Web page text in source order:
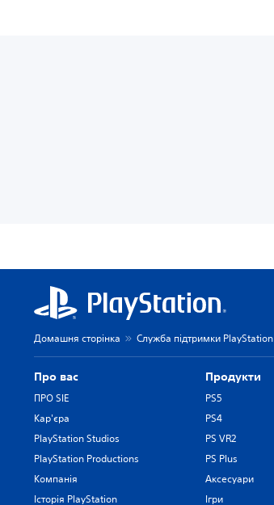
Домашня сторінка Служба підтримки PlayStation
Про вас
ПРО SIE
Кар'єра
PlayStation Studios
PlayStation Productions
Компанія
Історія PlayStation
Продукти
PS5
PS4
PS VR2
PS Plus
Аксесуари
Ігри